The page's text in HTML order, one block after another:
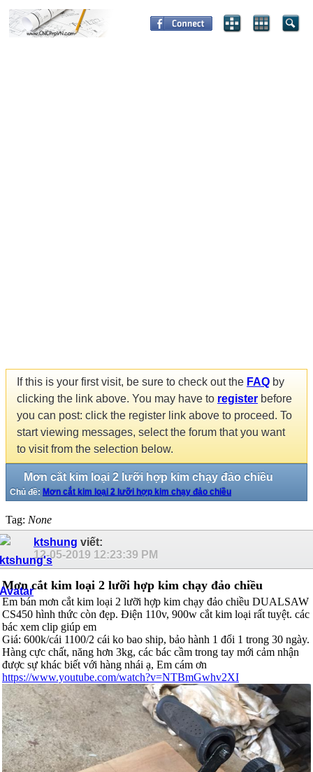
If this is your first visit, be sure to check out the FAQ by
clicking the link above. You may have to register before
you can post: click the register link above to proceed. To
start viewing messages, select the forum that you want
to visit from the selection below.
Mơn cắt kim loại 2 lưỡi hợp kim chạy đảo chiều
Chủ đề: Mơn cắt kim loại 2 lưỡi hợp kim chạy đảo chiều
Tag: None
ktshung viết:
12-05-2019 12:23:39 PM
Mơn cắt kim loại 2 lưỡi hợp kim chạy đảo chiều
Em bán mơn cắt kim loại 2 lưỡi hợp kim chạy đảo chiều DUALSAW
CS450 hình thức còn đẹp. Điện 110v, 900w cắt kim loại rất tuyệt. các
bác xem clip giúp em
Giá: 600k/cái 1100/2 cái ko bao ship, bảo hành 1 đổi 1 trong 30 ngày.
Hàng cực chất, năng hơn 3kg, các bác cầm trong tay mới cảm nhận
được sự khác biết với hàng nhái ạ, Em cám ơn
https://www.youtube.com/watch?v=NTBmGwhv2XI